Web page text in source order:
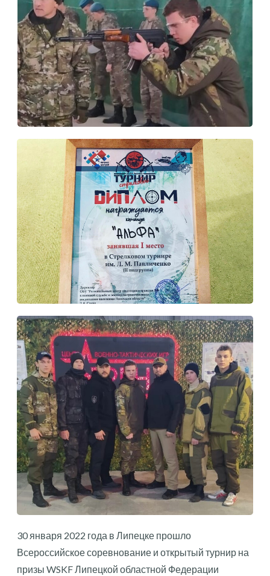
30 января 2022 года в Липецке прошло
Всероссийское соревнование и открытый турнир на
призы WSKF Липецкой областной Федерации